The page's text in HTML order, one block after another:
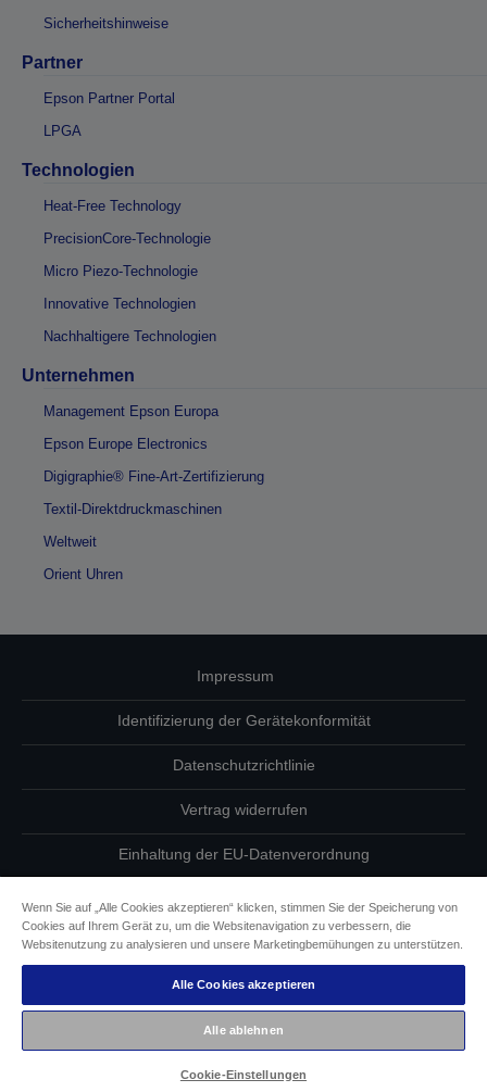
Sicherheitshinweise
Partner
Epson Partner Portal
LPGA
Technologien
Heat-Free Technology
PrecisionCore-Technologie
Micro Piezo-Technologie
Innovative Technologien
Nachhaltigere Technologien
Unternehmen
Management Epson Europa
Epson Europe Electronics
Digigraphie® Fine-Art-Zertifizierung
Textil-Direktdruckmaschinen
Weltweit
Orient Uhren
Impressum
Identifizierung der Gerätekonformität
Datenschutzrichtlinie
Vertrag widerrufen
Einhaltung der EU-Datenverordnung
Informationen zu Cookies
Epson Engagement für Barrierefreiheit
Copyright © 2026 Seiko Epson
Wenn Sie auf „Alle Cookies akzeptieren“ klicken, stimmen Sie der Speicherung von
Cookies auf Ihrem Gerät zu, um die Websitenavigation zu verbessern, die
Websitenutzung zu analysieren und unsere Marketingbemühungen zu unterstützen.
Alle Cookies akzeptieren
Alle ablehnen
Cookie-Einstellungen